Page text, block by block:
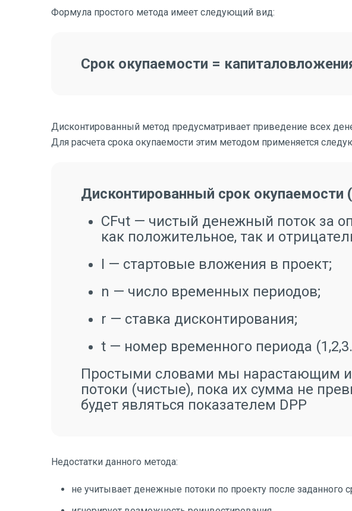
Формула простого метода имеет следующий вид:
Срок окупаемости =
Дисконтированный метод предусматривает приведение всех
Для расчета срока окупаемости этим методом применяется
Дисконтированный срок окупаемости
CFчt — чистый денежный поток за
как положительное, так и
I — стартовые вложения в проект;
n — число временных периодов;
r — ставка дисконтирования;
t — номер временного периода
Простыми словами мы нарастающим
потоки (чистые), пока их сумма не
будет являться показателем DPP
Недостатки данного метода:
не учитывает денежные потоки по проекту после заданного